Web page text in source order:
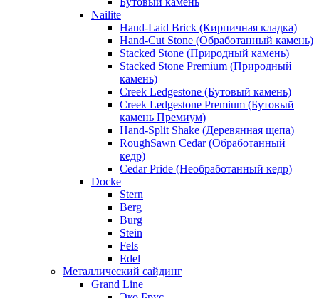
Nailite
Hand-Laid Brick (Кирпичная кладка)
Hand-Cut Stone (Обработанный камень)
Stacked Stone (Природный камень)
Stacked Stone Premium (Природный
камень)
Creek Ledgestone (Бутовый камень)
Creek Ledgestone Premium (Бутовый
камень Премиум)
Hand-Split Shake (Деревянная щепа)
RoughSawn Cedar (Обработанный
кедр)
Cedar Pride (Необработанный кедр)
Docke
Stern
Berg
Burg
Stein
Fels
Edel
Металлический сайдинг
Grand Line